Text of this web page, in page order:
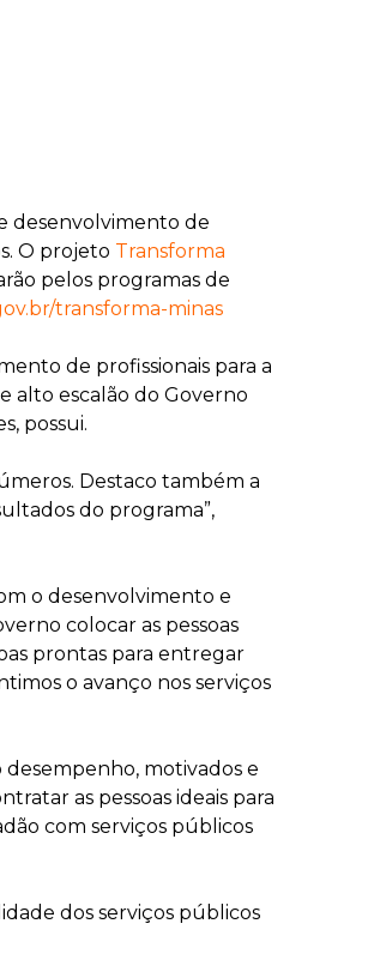
desenvolvimento de
O projeto Transforma
pelos programas de
transforma-minas
de profissionais para a
alto escalão do Governo
possui.
Destaco também a
do programa”,
o desenvolvimento e
colocar as pessoas
prontas para entregar
o avanço nos serviços
motivados e
as pessoas ideais para
com serviços públicos
dos serviços públicos